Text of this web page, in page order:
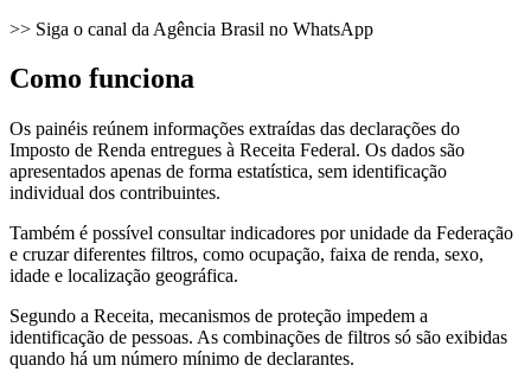
>> Siga o canal da Agência Brasil no WhatsApp
Como funciona
Os painéis reúnem informações extraídas das declarações do
Imposto de Renda entregues à Receita Federal. Os dados são
apresentados apenas de forma estatística, sem identificação
individual dos contribuintes.
Também é possível consultar indicadores por unidade da Federação
e cruzar diferentes filtros, como ocupação, faixa de renda, sexo,
idade e localização geográfica.
Segundo a Receita, mecanismos de proteção impedem a
identificação de pessoas. As combinações de filtros só são exibidas
quando há um número mínimo de declarantes.